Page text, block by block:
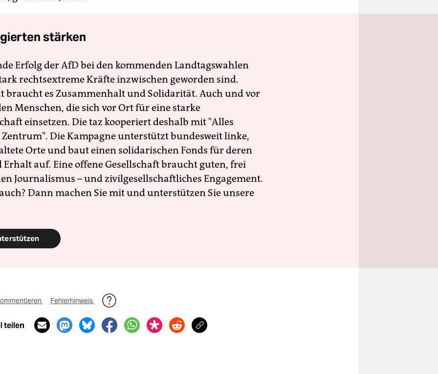
stärken
Erfolg der AfD bei den kommenden Landtagswahlen
rechtsextreme Kräfte inzwischen geworden sind.
braucht es Zusammenhalt und Solidarität. Auch und vor
Menschen, die sich vor Ort für eine starke
einsetzen. Die taz kooperiert deshalb mit "Alles
Die Kampagne unterstützt bundesweit linke,
Orte und baut einen solidarischen Fonds für deren
Erhalt auf. Eine offene Gesellschaft braucht guten, frei
Journalismus – und zivilgesellschaftliches Engagement.
Dann machen Sie mit und unterstützen Sie unsere
Fehlerhinweis
teilen